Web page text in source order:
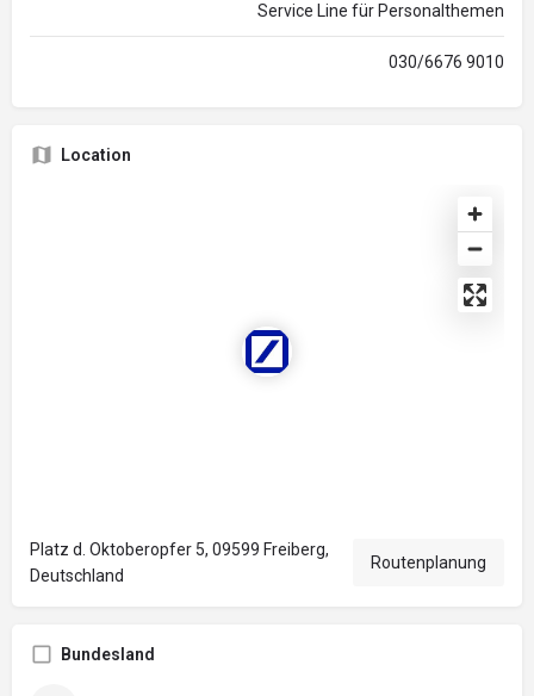
Service Line für Personalthemen
030/6676 9010
Location
Platz d. Oktoberopfer 5, 09599 Freiberg,
Deutschland
Routenplanung
Bundesland